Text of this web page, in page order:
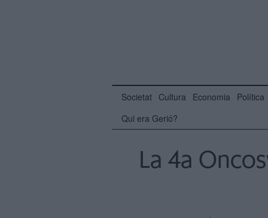
Societat Cultura Economia Política
Qui era Gerió?
La 4a